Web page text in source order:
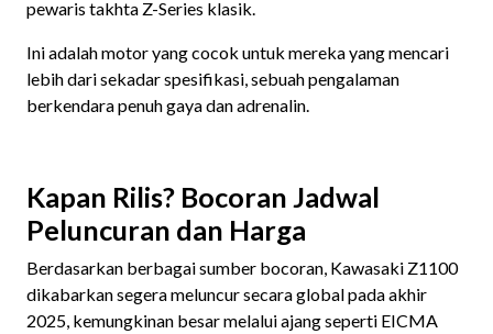
pewaris takhta Z-Series klasik.
Ini adalah motor yang cocok untuk mereka yang mencari
lebih dari sekadar spesifikasi, sebuah pengalaman
berkendara penuh gaya dan adrenalin.
Kapan Rilis? Bocoran Jadwal
Peluncuran dan Harga
Berdasarkan berbagai sumber bocoran, Kawasaki Z1100
dikabarkan segera meluncur secara global pada akhir
2025, kemungkinan besar melalui ajang seperti EICMA